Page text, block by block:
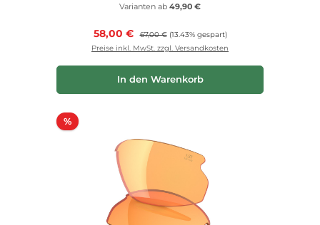
Varianten ab 49,90 €
Verkaufspreis:
58,00 € Regulärer Preis:
67,00 € (13.43% gespart)
Preise inkl. MwSt. zzgl. Versandkosten
In den Warenkorb
%Rabatt